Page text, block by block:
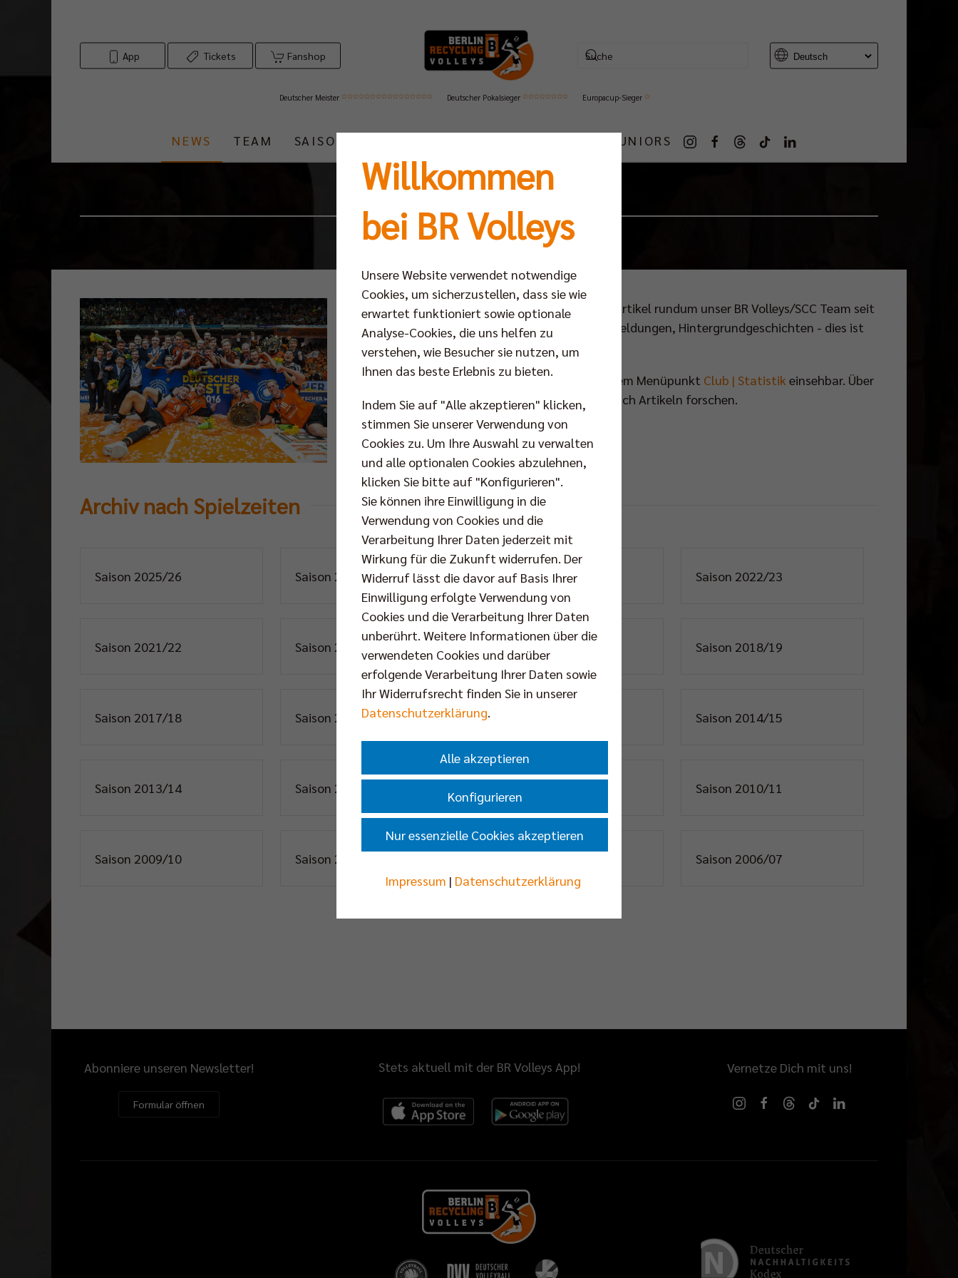
App Tickets Fanshop
Deutscher Meister Deutscher Pokalsieger Europacup-Sieger
NEWS TEAM SAISON SCC JUNIORS
Archiv
Willkommen im Newsarchiv! Hier findet ihr alle Artikel rundum unser BR Volleys/SCC Team seit
der Saison 2006/2007. Spielberichte, Transfermeldungen, Hintergrundgeschichten - dies ist
der Ort, um in Erinnerungen zu schwelgen.
Ergebnisse, Spieldaten und Erfolge sind unter dem Menüpunkt Club | Statistik einsehbar. Über
das obenstehende Suchfeld könnt ihr gezielt nach Artikeln forschen.
Archiv nach Spielzeiten
Saison 2025/26 Saison 2024/25 Saison 2023/24 Saison 2022/23
Saison 2021/22 Saison 2020/21 Saison 2019/20 Saison 2018/19
Saison 2017/18 Saison 2016/17 Saison 2014/15
Saison 2013/14 Saison 2012/13 Saison 2010/11
Saison 2009/10 Saison 2008/09 Saison 2006/07
Abonniere unseren Newsletter!
Formular öffnen
Stets aktuell mit der BR Volleys App! Vernetze Dich mit uns!
Willkommen
bei BR Volleys
Unsere Website verwendet notwendige
Cookies, um sicherzustellen, dass sie wie
erwartet funktioniert sowie optionale
Analyse-Cookies, die uns helfen zu
verstehen, wie Besucher sie nutzen, um
Ihnen das beste Erlebnis zu bieten.
Indem Sie auf "Alle akzeptieren" klicken,
stimmen Sie unserer Verwendung von
Cookies zu. Um Ihre Auswahl zu verwalten
und alle optionalen Cookies abzulehnen,
klicken Sie bitte auf "Konfigurieren".
Sie können ihre Einwilligung in die
Verwendung von Cookies und die
Verarbeitung Ihrer Daten jederzeit mit
Wirkung für die Zukunft widerrufen. Der
Widerruf lässt die davor auf Basis Ihrer
Einwilligung erfolgte Verwendung von
Cookies und die Verarbeitung Ihrer Daten
unberührt. Weitere Informationen über die
verwendeten Cookies und darüber
erfolgende Verarbeitung Ihrer Daten sowie
Ihr Widerrufsrecht finden Sie in unserer
Datenschutzerklärung.
Alle akzeptieren
Konfigurieren
Nur essenzielle Cookies akzeptieren
Impressum | Datenschutzerklärung